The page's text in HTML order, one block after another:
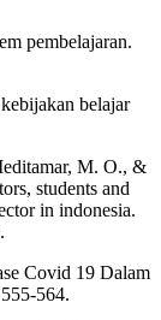
pembelajaran.
belajar
M. O., &
students and
in indonesia.
Covid 19 Dalam
564.